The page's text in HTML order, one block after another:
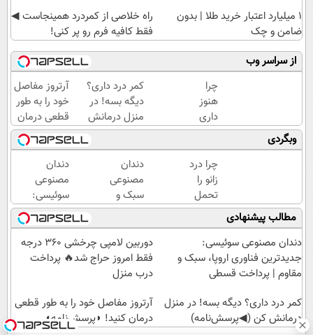
۱ میلیارد اعتبار خرید طلا | بدون
ضامن و چک
‌راه خلاصی از کمردرد همینجاست ◀
فقط کافیه فرم رو پر کنی!
از سراسر وب
چرا
هنوز
داری
با درد
راه
میری؟
وقتی
راه
درمان
جلو
پاته!
کمر درد داری؟
دیگه بسه! در
منزل درمانش
کن
(◀پرسش‌نامه)
آرتروز مفاصل
خود را به طور
قطعی درمان
کنید!
◗پرسش‌نامه◖
وبگردی
چرا درد
زانو را
تحمل
می‌کنی؟
خیلی
ساده
درمنزل
درمانش
دندان
مصنوعی
سبک و
مقاوم
می‌خوای؟
پرداخت
اقساطی
هم
| 📍تهران
دندان
مصنوعی
سوئیسی:
جدیدترین
فناوری
اروپا،
سبک و
قسطی
مطالب پیشنهادی
دندان مصنوعی سوئیسی:
جدیدترین فناوری اروپا، سبک و
مقاوم | پرداخت قسطی
دوربین لامپی چرخشی 360 درجه
فقط امروز حراج شد🔥 پرداخت
درب منزل
کمر درد داری؟ دیگه بسه! در منزل
درمانش کن (◀پرسش‌نامه)
آرتروز مفاصل خود را به طور قطعی
درمان کنید! ◗پرسش‌نامه◖